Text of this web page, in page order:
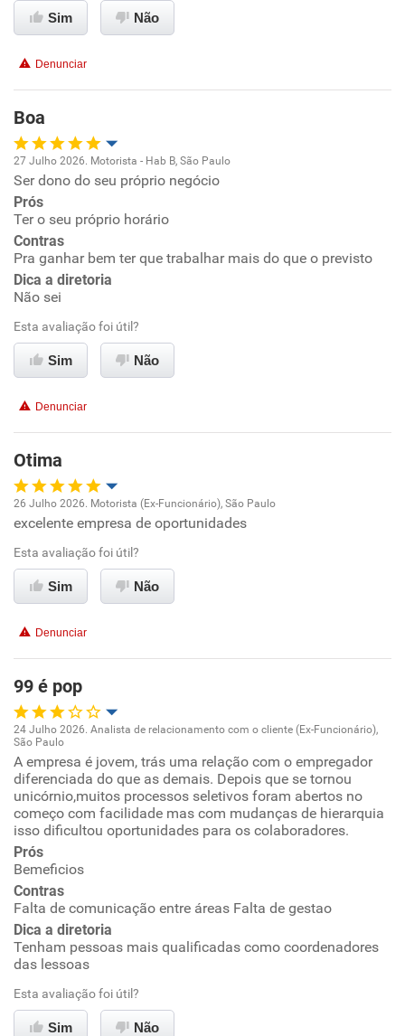
Benefícios
Recomenda esta empresa
Recomenda a diretoria
Sim Não
Denunciar
Boa
Oportunidade de promoção
Ambiente de trabalho
Conciliação com a vida familiar
Recomenda esta empresa
27 Julho 2026. Motorista - Hab B, São Paulo
Ser dono do seu próprio negócio
Prós
Ter o seu próprio horário
Contras
Pra ganhar bem ter que trabalhar mais do que o previsto
Dica a diretoria
Não sei
Esta avaliação foi útil?
Sim Não
Denunciar
Otima
Oportunidade de promoção
Ambiente de trabalho
Benefícios
Recomenda esta empresa
Recomenda a diretoria
26 Julho 2026. Motorista (Ex-Funcionário), São Paulo
excelente empresa de oportunidades
Esta avaliação foi útil?
Sim Não
Denunciar
99 é pop
Oportunidade de promoção
Ambiente de trabalho
Conciliação com a vida familiar
Benefícios
Não recomenda esta empresa
Não recomenda a diretoria
24 Julho 2026. Analista de relacionamento com o cliente (Ex-Funcionário),
São Paulo
A empresa é jovem, trás uma relação com o empregador
diferenciada do que as demais. Depois que se tornou
unicórnio,muitos processos seletivos foram abertos no
começo com facilidade mas com mudanças de hierarquia
isso dificultou oportunidades para os colaboradores.
Prós
Bemeficios
Contras
Falta de comunicação entre áreas Falta de gestao
Dica a diretoria
Tenham pessoas mais qualificadas como coordenadores
das lessoas
Esta avaliação foi útil?
Sim Não